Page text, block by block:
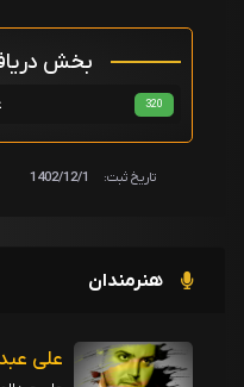
بخش
320
تاریخ ثبت: 1402/12/1
هنرمندان
علی